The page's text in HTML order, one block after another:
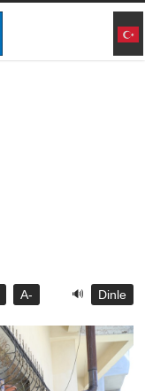
A- 🔊 Dinle